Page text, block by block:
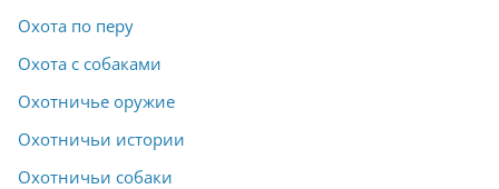
Охота по перу
Охота с собаками
Охотничье оружие
Охотничьи истории
Охотничьи собаки